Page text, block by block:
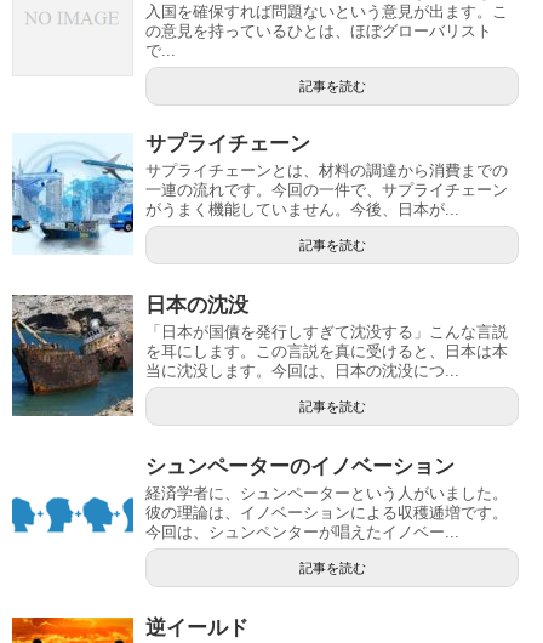
入国を確保すれば問題ないという意見が出ます。こ
の意見を持っているひとは、ほぼグローバリスト
で...
記事を読む
サプライチェーン
サプライチェーンとは、材料の調達から消費までの
一連の流れです。今回の一件で、サプライチェーン
がうまく機能していません。今後、日本が...
記事を読む
日本の沈没
「日本が国債を発行しすぎて沈没する」こんな言説
を耳にします。この言説を真に受けると、日本は本
当に沈没します。今回は、日本の沈没につ...
記事を読む
シュンペーターのイノベーション
経済学者に、シュンペーターという人がいました。
彼の理論は、イノベーションによる収穫逓増です。
今回は、シュンペンターが唱えたイノベー...
記事を読む
逆イールド